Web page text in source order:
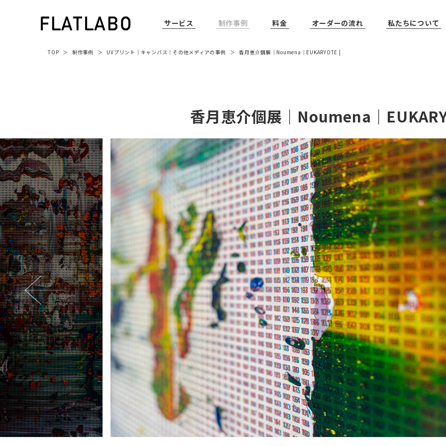
サービス 制作事例 料金 オーダーの流れ 私たちについて
TOP 制作事例 UVプリント ｜ キャンバス ｜ その他メディアの事例 香月恵介個展｜Noumena｜EUKARYOTE |
香月恵介個展｜Noumena｜
Previous